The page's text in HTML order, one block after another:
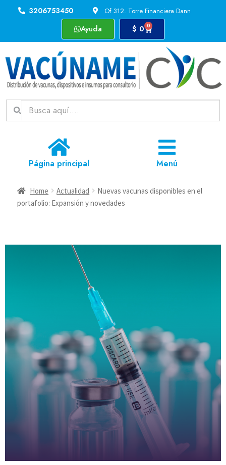
3206753450 Of 312. Torre Financiera Dann
Ayuda $ 0 0
Página principal Menú
Home Actualidad
Nuevas vacunas disponibles en el
portafolio: Expansión y novedades